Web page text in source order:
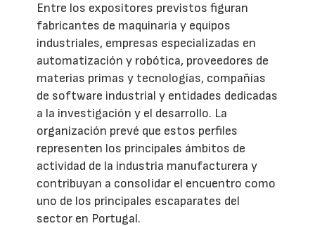
Entre los expositores previstos figuran
fabricantes de maquinaria y equipos
industriales, empresas especializadas en
automatización y robótica, proveedores de
materias primas y tecnologías, compañías
de software industrial y entidades dedicadas
a la investigación y el desarrollo. La
organización prevé que estos perfiles
representen los principales ámbitos de
actividad de la industria manufacturera y
contribuyan a consolidar el encuentro como
uno de los principales escaparates del
sector en Portugal.